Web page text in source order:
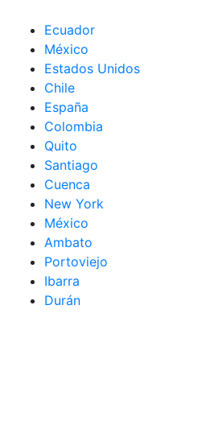
Ecuador
México
Estados Unidos
Chile
España
Colombia
Quito
Santiago
Cuenca
New York
México
Ambato
Portoviejo
Ibarra
Durán